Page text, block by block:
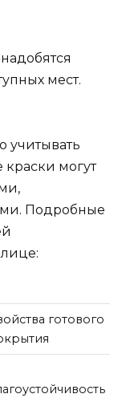
мест.
учитывать
могут
Подробные
готового